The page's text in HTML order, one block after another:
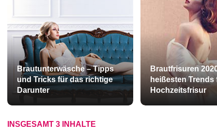
Brautunterwäsche – Tipps
und Tricks für das richtige
Darunter
Brautfrisuren
heißesten Trends
Hochzeitsfrisur
INSGESAMT 3 INHALTE